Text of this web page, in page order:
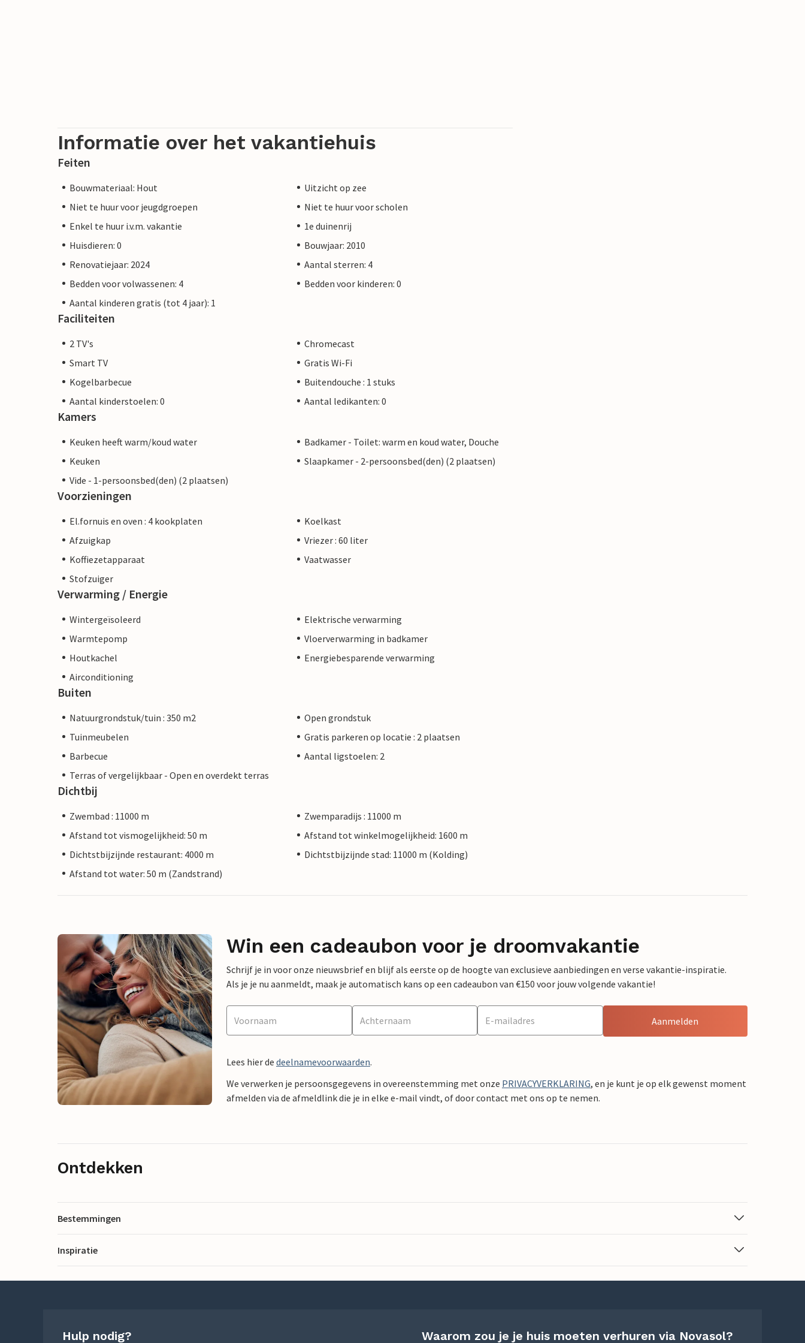
Informatie over het vakantiehuis
Feiten
Bouwmateriaal: Hout
Uitzicht op zee
Niet te huur voor jeugdgroepen
Niet te huur voor scholen
Enkel te huur i.v.m. vakantie
1e duinenrij
Huisdieren: 0
Bouwjaar: 2010
Renovatiejaar: 2024
Aantal sterren: 4
Bedden voor volwassenen: 4
Bedden voor kinderen: 0
Aantal kinderen gratis (tot 4 jaar): 1
Faciliteiten
2 TV's
Chromecast
Smart TV
Gratis Wi-Fi
Kogelbarbecue
Buitendouche : 1 stuks
Aantal kinderstoelen: 0
Aantal ledikanten: 0
Kamers
Keuken heeft warm/koud water
Badkamer - Toilet: warm en koud water, Douche
Keuken
Slaapkamer - 2-persoonsbed(den) (2 plaatsen)
Vide - 1-persoonsbed(den) (2 plaatsen)
Voorzieningen
El.fornuis en oven : 4 kookplaten
Koelkast
Afzuigkap
Vriezer : 60 liter
Koffiezetapparaat
Vaatwasser
Stofzuiger
Verwarming / Energie
Wintergeïsoleerd
Elektrische verwarming
Warmtepomp
Vloerverwarming in badkamer
Houtkachel
Energiebesparende verwarming
Airconditioning
Buiten
Natuurgrondstuk/tuin : 350 m2
Open grondstuk
Tuinmeubelen
Gratis parkeren op locatie : 2 plaatsen
Barbecue
Aantal ligstoelen: 2
Terras of vergelijkbaar - Open en overdekt terras
Dichtbij
Zwembad : 11000 m
Zwemparadijs : 11000 m
Afstand tot vismogelijkheid: 50 m
Afstand tot winkelmogelijkheid: 1600 m
Dichtstbijzijnde restaurant: 4000 m
Dichtstbijzijnde stad: 11000 m (Kolding)
Afstand tot water: 50 m (Zandstrand)
Win een cadeaubon voor je droomvakantie
Schrijf je in voor onze nieuwsbrief en blijf als eerste op de hoogte van exclusieve aanbiedingen en verse vakantie-inspiratie.
Als je je nu aanmeldt, maak je automatisch kans op een cadeaubon van €150 voor jouw volgende vakantie!
Aanmelden
Lees hier de deelnamevoorwaarden.
We verwerken je persoonsgegevens in overeenstemming met onze PRIVACYVERKLARING, en je kunt je op elk gewenst moment
afmelden via de afmeldlink die je in elke e-mail vindt, of door contact met ons op te nemen.
Ontdekken
Bestemmingen
Inspiratie
Hulp nodig? Waarom zou je je huis moeten verhuren via Novasol?